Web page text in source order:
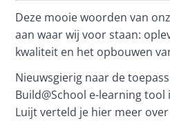
Deze mooie woorden van
aan waar wij voor staan:
kwaliteit en het opbouwen
Nieuwsgierig naar de
Build@School e-learning tool
Luijt verteld je hier meer